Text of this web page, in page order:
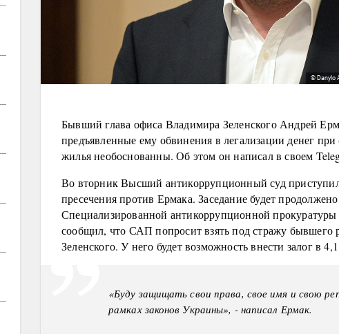
© Danylo
Бывший глава офиса Владимира Зеленского Андрей
предъявленные ему обвинения в легализации денег при
жилья необоснованны. Об этом он написал в своем
Во вторник Высший антикоррупционный суд
пресечения против Ермака. Заседание будет
Специализированной антикоррупционной
сообщил, что САП попросит взять под стражу бывшего
Зеленского. У него будет возможность внести залог в
«Буду защищать свои права, свое имя и свою
рамках законов Украины», - написал Ермак.